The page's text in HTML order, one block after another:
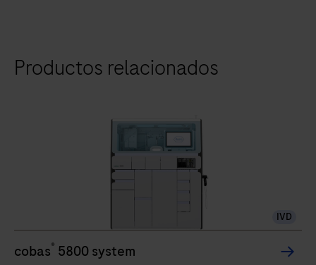
Productos relacionados
IVD
cobas® 5800 system